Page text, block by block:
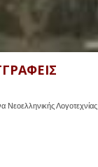
Λογοτεχνίας